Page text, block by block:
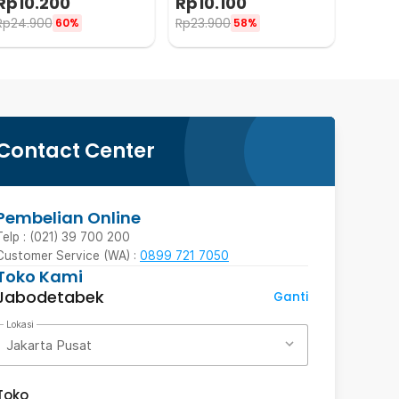
- RH-15
24.900 60%
Peppermint - RH-15
Rp23.900 58%
Center
Online
: (021) 39 700 200
Service (WA) : 0899 721 7050
Kami
Ganti
Lokasi
Jakarta Pusat